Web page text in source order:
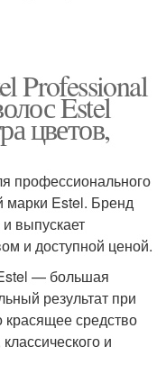
Professional
Estel
цветов,
профессионального
марки Estel. Бренд
выпускает
и доступной ценой.
— большая
результат при
средство
и